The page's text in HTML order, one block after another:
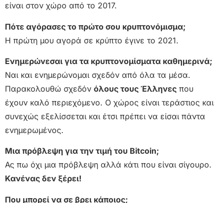
είναι στον χώρο από το 2017.
Πότε αγόρασες το πρώτο σου κρυπτονόμισμα;
Η πρώτη μου αγορά σε κρύπτο έγινε το 2021.
Ενημερώνεσαι για τα κρυπτονομίσματα καθημερινά;
Ναι και ενημερώνομαι σχεδόν από όλα τα μέσα.
Παρακολουθώ σχεδόν όλους τους Έλληνες που
έχουν καλό περιεχόμενο. Ο χώρος είναι τεράστιος και
συνεχώς εξελίσσεται και έτσι πρέπει να είσαι πάντα
ενημερωμένος.
Μια πρόβλεψη για την τιμή του Bitcoin;
Ας πω όχι μια πρόβλεψη αλλά κάτι που είναι σίγουρο.
Κανένας δεν ξέρει!
Που μπορεί να σε βρει κάποιος;